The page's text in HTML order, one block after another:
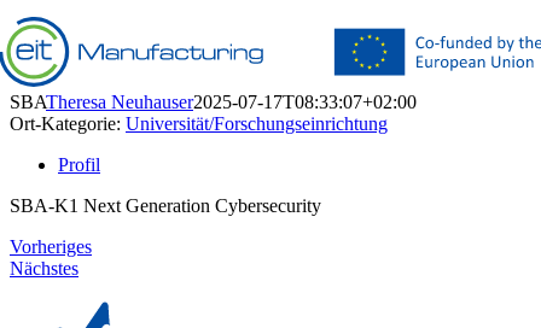
SBATheresa Neuhauser2025-07-17T08:33:07+02:00
Ort-Kategorie: Universität/Forschungseinrichtung
Profil
SBA-K1 Next Generation Cybersecurity
Vorheriges
Nächstes